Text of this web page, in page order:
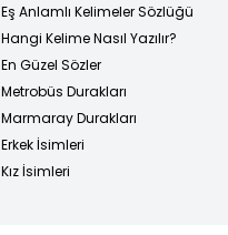
Eş Anlamlı Kelimeler Sözlüğü
Hangi Kelime Nasıl Yazılır?
En Güzel Sözler
Metrobüs Durakları
Marmaray Durakları
Erkek İsimleri
Kız İsimleri